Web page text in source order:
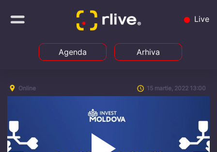
Live
Agenda Arhiva
Online 15 martie, 2022 13:00